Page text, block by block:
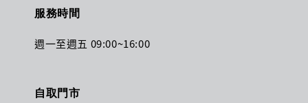
服務時間
週一至週五 09:00~16:00
自取門市